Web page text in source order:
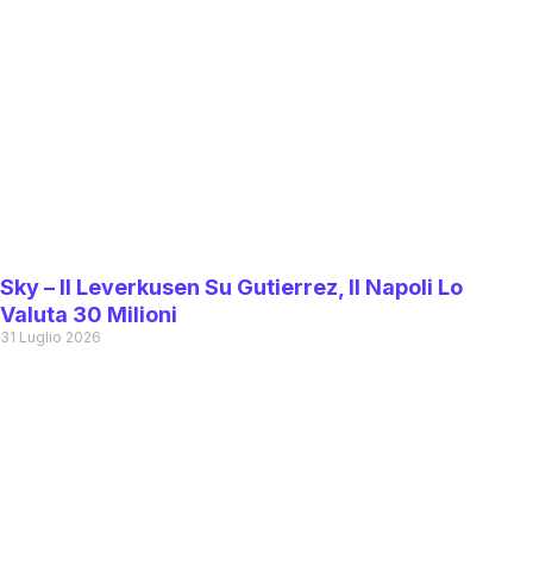
Sky – Il Leverkusen Su Gutierrez, Il Napoli Lo
Valuta 30 Milioni
31 Luglio 2026